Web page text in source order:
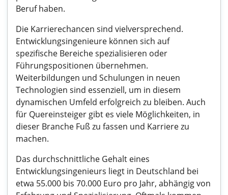
Beruf haben.
Die Karrierechancen sind vielversprechend.
Entwicklungsingenieure können sich auf
spezifische Bereiche spezialisieren oder
Führungspositionen übernehmen.
Weiterbildungen und Schulungen in neuen
Technologien sind essenziell, um in diesem
dynamischen Umfeld erfolgreich zu bleiben. Auch
für Quereinsteiger gibt es viele Möglichkeiten, in
dieser Branche Fuß zu fassen und Karriere zu
machen.
Das durchschnittliche Gehalt eines
Entwicklungsingenieurs liegt in Deutschland bei
etwa 55.000 bis 70.000 Euro pro Jahr, abhängig von